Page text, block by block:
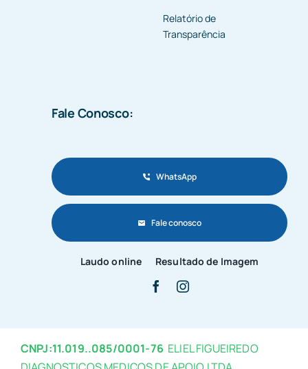
Relatório de
Transparência
Fale Conosco:
WhatsApp
Fale conosco
Laudo online Resultado de Imagem
CNPJ:11.019..085/0001-76 ELIEL FIGUEIREDO